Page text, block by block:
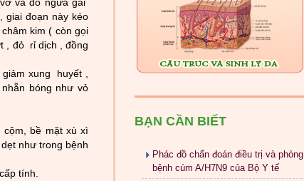
giai đoạn này kéo
­ châm kim ( còn gọi
, đỏ rỉ dịch , đồng
xung huyết ,
bóng nh­ư vỏ
cộm, bề mặt xù xì
nh­ưtrong bệnh
tính.
BẠN CẦN BIẾT
Phác đồ chẩn đoán điều trị và phòng
bệnh cúm A/H7N9 của Bộ Y tế